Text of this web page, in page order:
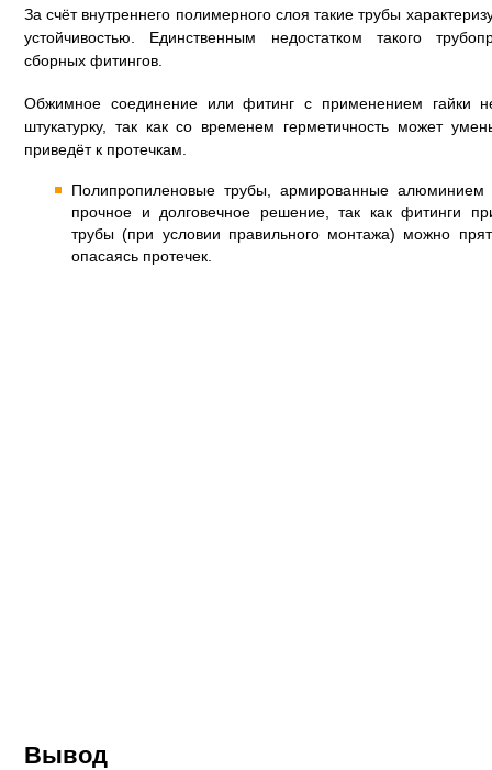
За счёт внутреннего полимерного слоя такие трубы
устойчивостью. Единственным недостатком такого
сборных фитингов.
Обжимное соединение или фитинг с применением гайки
штукатурку, так как со временем герметичность может
приведёт к протечкам.
Полипропиленовые трубы, армированные алюминием
прочное и долговечное решение, так как фитинги
трубы (при условии правильного монтажа) можно
опасаясь протечек.
Вывод